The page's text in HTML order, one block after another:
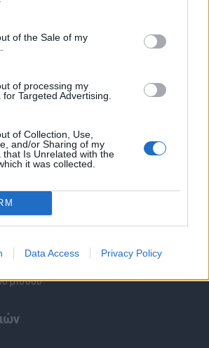
of the Sale of my
of processing my
Targeted Advertising.
of Collection, Use,
and/or Sharing of my
that Is Unrelated with the
it was collected.
Data Access Privacy Policy
μισθού